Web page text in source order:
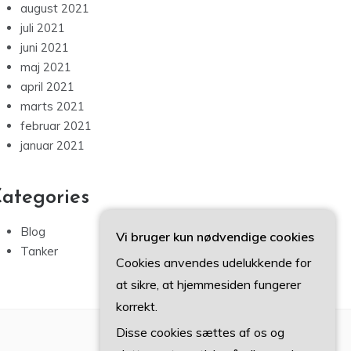
august 2021
juli 2021
juni 2021
maj 2021
april 2021
marts 2021
februar 2021
januar 2021
Blog
Tanker
Vi bruger kun nødvendige cookies
Cookies anvendes udelukkende for
at sikre, at hjemmesiden fungerer
korrekt.
Disse cookies sættes af os og